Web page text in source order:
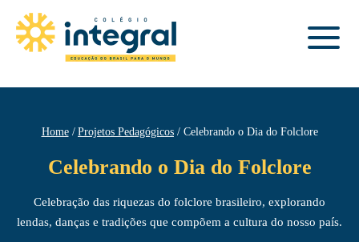
Home Projetos Pedagógicos Celebrando o Dia do Folclore
Celebrando o Dia do Folclore
Celebração das riquezas do folclore brasileiro, explorando
lendas, danças e tradições que compõem a cultura do nosso país.